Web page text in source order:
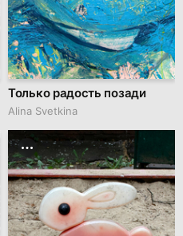
Только радость позади
Alina Svetkina